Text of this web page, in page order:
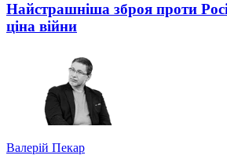
Найстрашніша зброя проти
ціна війни
Валерій Пекар